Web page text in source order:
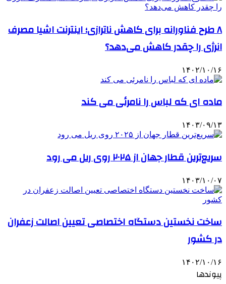
۸ طرح فناورانه برای کاهش ناترازی‌؛ اینترنت اشیا مصرف
انرژی را چقدر کاهش می‌دهد؟
۱۴۰۲/۱۰/۱۶
ماده ای که لباس را نامرئی می کند
۱۴۰۳/۰۹/۱۳
سریع‌ترین قطار جهان از ۲۰۲۵ روی ریل می رود
۱۴۰۳/۱۰/۰۷
ساخت نخستین دستگاه اختصاصی تعیین اصالت زعفران
در کشور
۱۴۰۲/۱۰/۱۶
پیوندها